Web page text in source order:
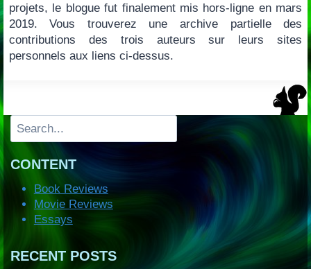
projets, le blogue fut finalement mis hors-ligne en mars
2019. Vous trouverez une archive partielle des
contributions des trois auteurs sur leurs sites
personnels aux liens ci-dessus.
Search
CONTENT
Book Reviews
Movie Reviews
Essays
RECENT POSTS